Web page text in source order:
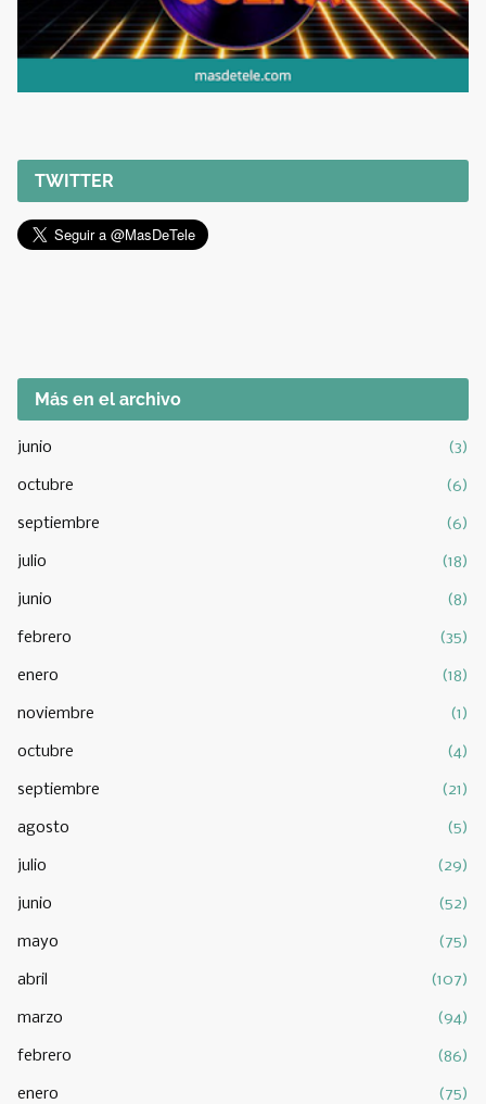
TWITTER
Más en el archivo
junio (3)
octubre (6)
septiembre (6)
julio (18)
junio (8)
febrero (35)
enero (18)
noviembre (1)
octubre (4)
septiembre (21)
agosto (5)
julio (29)
junio (52)
mayo (75)
abril (107)
marzo (94)
febrero (86)
enero (75)